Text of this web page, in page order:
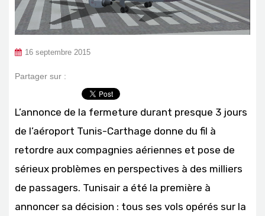
16 septembre 2015
Partager sur :
L’annonce de la fermeture durant presque 3 jours
de l’aéroport Tunis-Carthage donne du fil à
retordre aux compagnies aériennes et pose de
sérieux problèmes en perspectives à des milliers
de passagers. Tunisair a été la première à
annoncer sa décision : tous ses vols opérés sur la